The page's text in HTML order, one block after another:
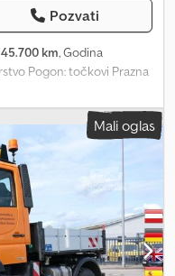
Pozvati
45.700 km, Godina
Pogon: točkovi Prazna
kg Dimenzije
broj: 53517 Csdpjyl
Stanje zadnjih guma: 70 Za
PFEIFER GROUP.
Mali oglas